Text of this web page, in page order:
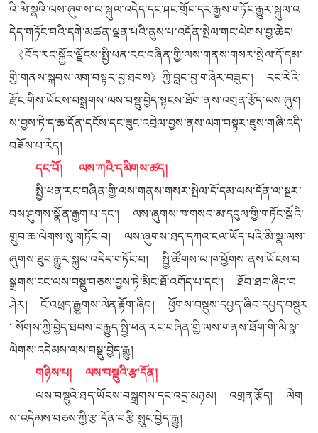
འི་མི་སྣའི་ལས་ཞུགས་ལ་སྐུལ་འདེད་དང་ཤང་གྲོང་དར་རྒྱས་གཏོང་རྒྱུར་སྐུལ་འ
དེད་གཏོང་བའི་དགེ་མཚན་ལྡན་པའི་ནུས་པ་འདོན་སྤེལ་གང་ལེགས་བྱ་ཆེད།
《བོད་རང་སྐྱོང་ལྗོངས་སྤྱི་ཕན་རང་བཞིན་གྱི་ལས་གནས་གསར་སྤེལ་དོ་དམ་
གྱི་གནས་སྐབས་ལག་བསྟར་བྱ་ཐབས》ཀྱི་བླང་བྱ་གཞིར་བཟུང་། རང་རེའི་
རྫོང་གིས་ཡོངས་བསྒྲགས་ལས་བསྡུ་བྱེད་སྟངས་ཐོག་ནས་འགྲན་རྩོད་ལས་ཞུག
ས་བྱས་ཏེ་ད་ཆ་དོན་དངོས་དང་ཟུང་འབྲེལ་བྱས་ནས་ལག་བསྟར་ཇུས་གཞི་འདི་
བཟོས་པ་རེད།
དང་པོ། ལས་ཀའི་དམིགས་ཚད།
སྤྱི་ཕན་རང་བཞིན་གྱི་ལས་གནས་གསར་སྤེལ་དོ་དམ་ལས་དོན་ལ་སྔར་
བས་ཤུགས་སྣོན་རྒྱག་པ་དང་། ལས་ཞུགས་ཁ་གསབ་མ་དངུལ་གྱི་གཏོང་སྒོའི་
གྲུབ་ཆ་ལེགས་སུ་གཏོང་བ། ལས་ཞུགས་ཐད་དཀའ་ངལ་ཡོད་པའི་མི་སྣ་ལས་
ཞུགས་ཐུབ་རྒྱུར་སྐུལ་འདེད་གཏོང་བ། སྤྱི་ཚོགས་ལ་ཁ་ཕྱོགས་ནས་ཡོངས་བ
སྒྲགས་ངང་ལས་བསྡུ་བཅས་བྱས་ཏེ་མིང་ཐོ་འགོད་པ་དང་། ཐོབ་ཐང་ཞིབ་བ
ཤེར། ངོ་འཕྲད་རྒྱུགས་ལེན་རྟོག་ཞིབ། ཕྱོགས་བསྡུས་དཔྱད་ཞིབ་དཔྱད་བསྡུར
་ སོགས་ཀྱི་བྱེད་ཐབས་བརྒྱུད་སྤྱི་ཕན་རང་བཞིན་གྱི་ལས་གནས་ཐོག་གི་མི་སྣ་
ལེགས་འདེམས་ལས་བསྡུ་བྱེད་རྒྱུ།
གཉིས་པ། ལས་བསྡུའི་རྩ་དོན།
ལས་བསྡུའི་ཐད་ཡོངས་བསྒྲགས་དང་འདྲ་མཉམ། འགྲན་རྩོད། ལེག
ས་འདེམས་བཅས་ཀྱི་རྩ་དོན་བརྩི་སྲུང་བྱེད་རྒྱུ།